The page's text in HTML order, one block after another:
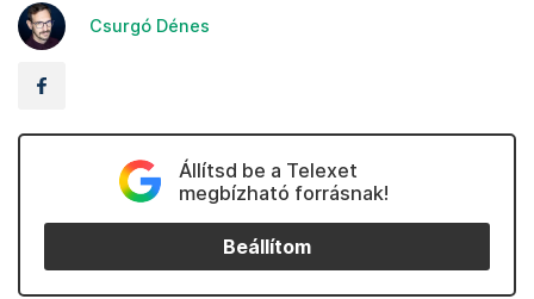
Csurgó Dénes
Állítsd be a Telexet
megbízható forrásnak!
Beállítom